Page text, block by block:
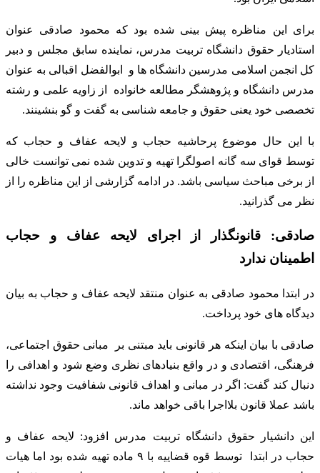
برای این مناظره پیش بینی شده بود که محمود صادقی عنوان
استادیار حقوق دانشگاه تربیت مدرس، نماینده سابق مجلس و دبیر
کل انجمن اسلامی مدرسین دانشگاه ها و ابوالفضل اقبالی به عنوان
مدرس دانشگاه و پژوهشگر مطالعه خانواده از زاویه علمی و رشته
تخصصی خود یعنی حقوق و جامعه شناسی به گفت و گو بنشینند.
با این حال موضوع پرحاشیه حجاب و لایحه عفاف و حجاب که
توسط قوای سه گانه اصولگرا تهیه و تدوین شده نمی توانست خالی
از برخی مباحث سیاسی باشد. در ادامه گزارشی از این مناظره را از
نظر می گذرانید.
صادقی: قانونگذار از اجرای لایحه عفاف و حجاب
اطمینان ندارد
در ابتدا محمود صادقی به عنوان منتقد لایحه عفاف و حجاب به بیان
دیدگاه های خود پرداخت.
صادقی با بیان اینکه هر قانونی باید مبتنی بر مبانی حقوق اجتماعی،
فرهنگی، اقتصادی و در واقع بنیادهای نظری وضع شود و اهدافی را
دنبال کند گفت: اگر در مبانی و اهداف قانونی شفافیت وجود نداشته
باشد عملا قانون بلااجرا باقی خواهد ماند.
این دانشیار حقوق دانشگاه تربیت مدرس افزود: لایحه عفاف و
حجاب در ابتدا توسط قوه قضاییه با ۹ ماده تهیه شده بود اما هیات